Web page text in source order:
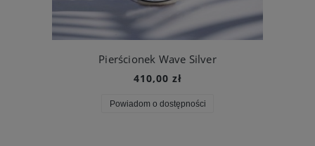
Pierścionek Wave Silver
410,00 zł
Powiadom o dostępności